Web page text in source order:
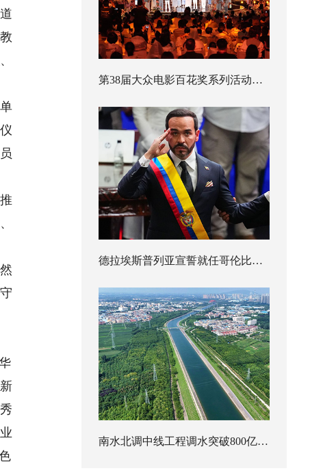
第38届大众电影百花奖系列活动开幕
德拉埃斯普列亚宣誓就任哥伦比亚总统
南水北调中线工程调水突破800亿立方米